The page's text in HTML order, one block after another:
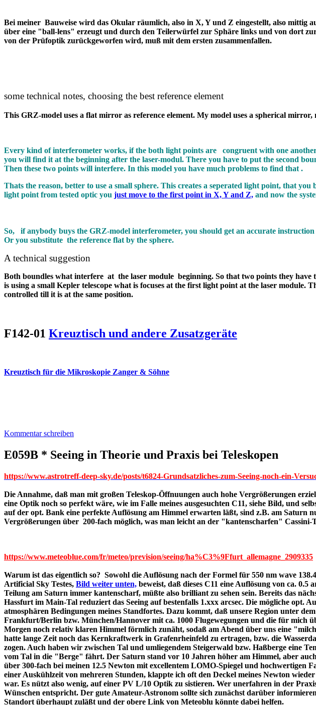
Bei meiner Bauweise wird das Okular räumlich, also in X, Y und Z eingestellt, also mittig
über eine "ball-lens" erzeugt und durch den Teilerwürfel zur Sphäre links und von dort
von der Prüfoptik zurückgeworfen wird, muß mit dem ersten zusammenfallen.
some technical notes, choosing the best reference element
This GRZ-model uses a flat mirror as reference element. My model uses a spherical
Every kind of interferometer works, if the both light points are congruent with one
you will find it at the beginning after the laser-modul. There you have to put the second
Then these two points will interfere. In this model you have much problems to find that .
Thats the reason, better to use a small sphere. This creates a seperated light point, that
light point from tested optic you just move to the first point in X, Y and Z, and now the
So, if anybody buys the GRZ-model interferometer, you should get an accurate
Or you substitute the reference flat by the sphere.
A technical suggestion
Both boundles what interfere at the laser module beginning. So that two points they
is using a small Kepler telescope what is focuses at the first light point at the laser module.
controlled till it is at the same position.
F142-01 Kreuztisch und andere Zusatzgeräte
Kreuztisch für die Mikroskopie Zanger & Söhne
Kommentar schreiben
E059B * Seeing in Theorie und Praxis bei Teleskopen
https://www.astrotreff-deep-sky.de/posts/t6824-Grundsatzliches-zum-Seeing-noch-ein-
Die Annahme, daß man mit großen Teleskop-Öffnuungen auch hohe Vergrößerungen
eine Optik noch so perfekt wäre, wie im Falle meines ausgesuchten C11, siehe Bild, und
auf der opt. Bank eine perfekte Auflösung am Himmel erwarten läßt, sind z.B. am Saturn
Vergrößerungen über 200-fach möglich, was man leicht an der "kantenscharfen" Cassini-
https://www.meteoblue.com/fr/meteo/prevision/seeing/ha%C3%9Ffurt_allemagne_2909335
Warum ist das eigentlich so? Sowohl die Auflösung nach der Formel für 550 nm wave
Artificial Sky Testes, Bild weiter unten, beweist, daß dieses C11 eine Auflösung von ca. 0.5
Teilung am Saturn immer kantenscharf, müßte also brilliant zu sehen sein. Bereits das
Hassfurt im Main-Tal reduziert das Seeing auf bestenfalls 1.xxx arcsec. Die mögliche opt.
atmosphären Bedingungen meines Standfortes. Dazu kommt, daß unsere Region unter
Frankfurt/Berlin bzw. München/Hannover mit ca. 1000 Flugewegungen und die für mich
Morgen noch relativ klaren Himmel förmlich zunäht, sodaß am Abend über uns eine
hatte lange Zeit noch das Kernkraftwerk in Grafenrheinfeld zu ertragen, bzw. die
zogen. Auch haben wir zwischen Tal und umliegendem Steigerwald bzw. Haßberge eine
vom Tal in die "Berge" fährt. Der Saturn stand vor 10 Jahren höher am Himmel, aber
über 300-fach bei meinen 12.5 Newton mit excellentem LOMO-Spiegel und hochwertigen
einer Auskühlzeit von mehreren Stunden, klappte ich oft den Deckel meines Newton
war. Es nützt also wenig, auf einer PV L/10 Optik zu sistieren. Wer unerfahren in der
Wünschen entspricht. Der gute Amateur-Astronom sollte sich zunächst darüber
Standort überhaupt zuläßt und der obere Link von Meteoblu könnte dabei